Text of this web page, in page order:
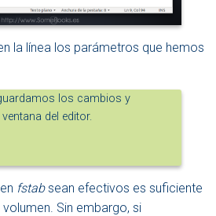
la línea los parámetros que hemos
los cambios y
del editor.
fstabsean efectivos es suficiente
Sin embargo, si